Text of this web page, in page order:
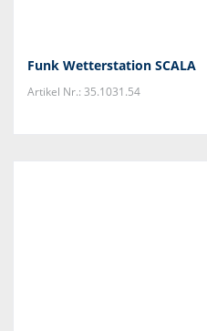
Funk Wetterstation SCALA
Artikel Nr.: 35.1031.54